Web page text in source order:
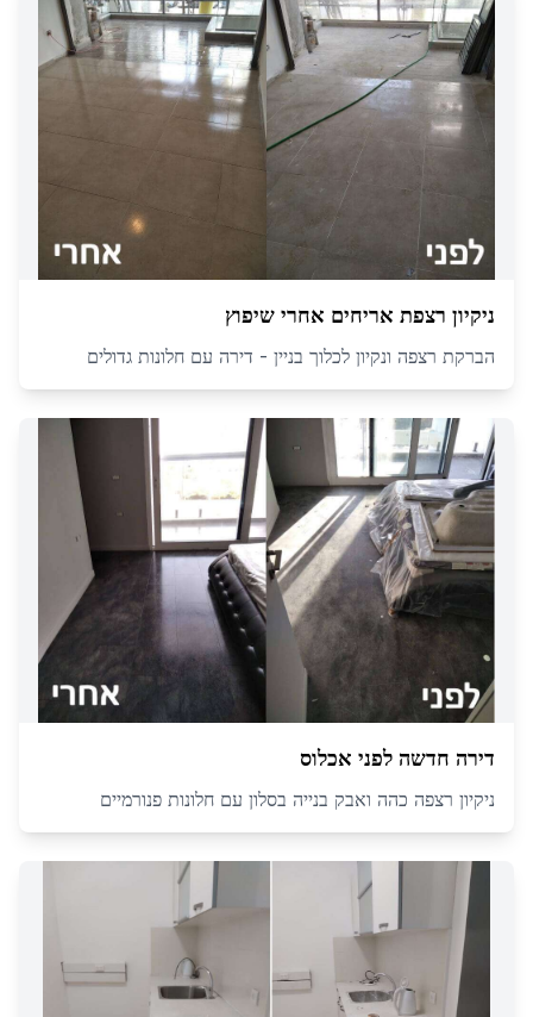
ניקיון רצפת אריחים אחרי שיפוץ
הברקת רצפה ונקיון לכלוך בניין - דירה עם חלונות גדולים
דירה חדשה לפני אכלוס
ניקיון רצפה כהה ואבק בנייה בסלון עם חלונות פנורמיים